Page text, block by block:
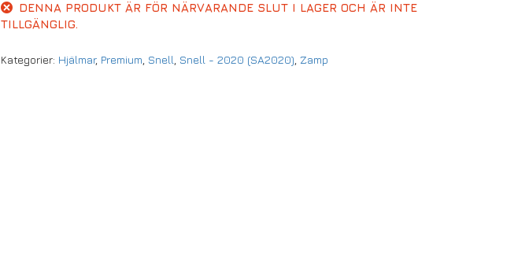
DENNA PRODUKT ÄR FÖR NÄRVARANDE SLUT I LAGER OCH ÄR INTE
TILLGÄNGLIG.
Kategorier: Hjälmar, Premium Snell Snell - 2020 (SA2020) Zamp